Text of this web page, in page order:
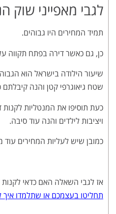
לגבי מאפייני שוק
תמיד המחירים היו גבוהים.
כן, גם כאשר דירה בפתח תקווה
שיעור הילודה בישראל הוא
שטח גיאוגרפי קטן והנה
כעת תוסיפו את המנטליות לקנות
ויציבות לילדים והנה עוד סיבה.
כמובן שיש לעליות המחירים עוד
אז לגבי השאלה האם כדאי לקנות
תחליטו בעצמכם או שתלמדו איך